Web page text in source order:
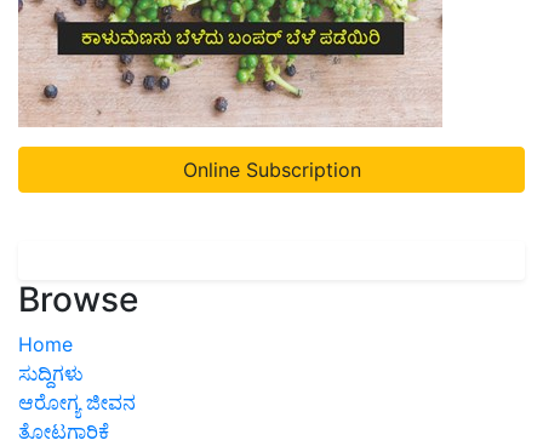
Online Subscription
Browse
Home
ಸುದ್ದಿಗಳು
ಆರೋಗ್ಯ ಜೀವನ
ತೋಟಗಾರಿಕೆ